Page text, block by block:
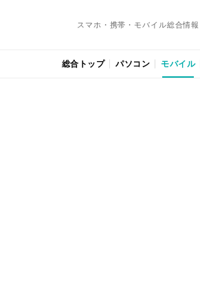
スマホ・携帯・モバイル総合情報
総合トップ パソコン モバイル